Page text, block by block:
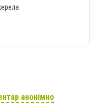
анонімно